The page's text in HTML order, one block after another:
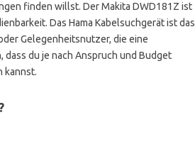
finden willst. Der Makita DWD181Z ist
Das Hama Kabelsuchgerät ist das
Gelegenheitsnutzer, die eine
du je nach Anspruch und Budget
kannst.